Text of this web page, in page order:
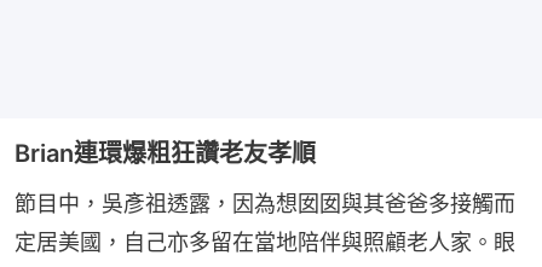
Brian連環爆粗狂讚老友孝順
節目中，吳彥祖透露，因為想囡囡與其爸爸多接觸而
定居美國，自己亦多留在當地陪伴與照顧老人家。眼